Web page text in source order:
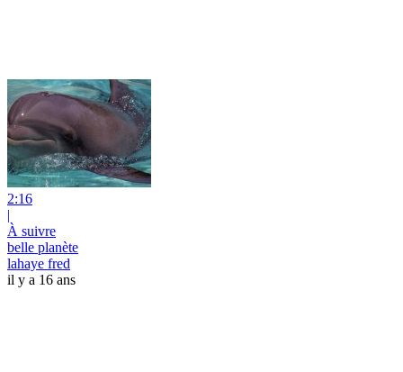
2:16
|
À suivre
belle planète
lahaye fred
il y a 16 ans